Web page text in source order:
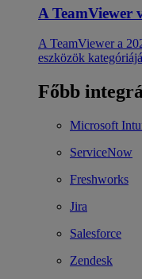
A TeamViewer
A TeamViewer a
eszközök
Főbb
Microsoft
ServiceNow
Freshworks
Jira
Salesforce
Zendesk